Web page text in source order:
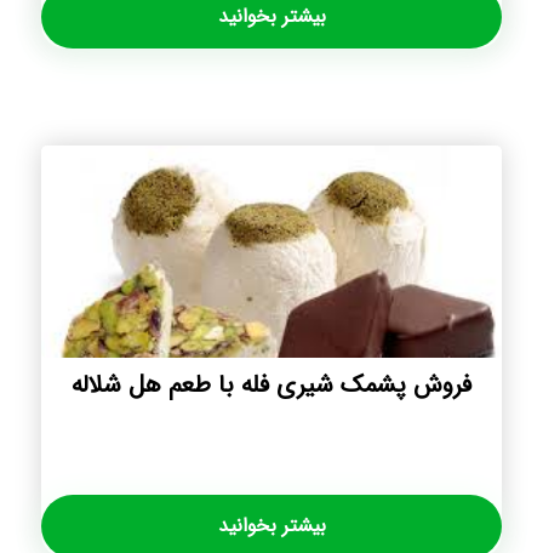
بیشتر بخوانید
فروش پشمک شیری فله با طعم هل شلاله
بیشتر بخوانید